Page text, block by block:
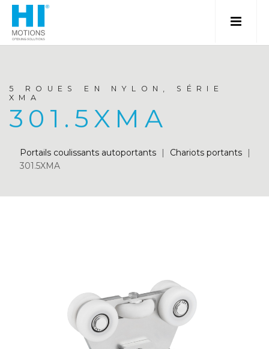
5 ROUES EN NYLON, SÉRIE
XMA
301.5XMA
Portails coulissants autoportants | Chariots portants
|
301.5XMA